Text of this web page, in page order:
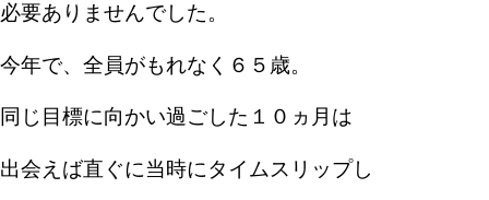
必要ありませんでした。
今年で、全員がもれなく６５歳。
同じ目標に向かい過ごした１０ヵ月は
出会えば直ぐに当時にタイムスリップし